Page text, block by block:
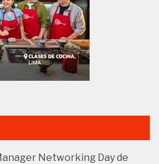
Networking Day de